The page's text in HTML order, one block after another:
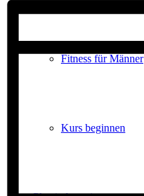
Fitness für Männer
Kurs beginnen